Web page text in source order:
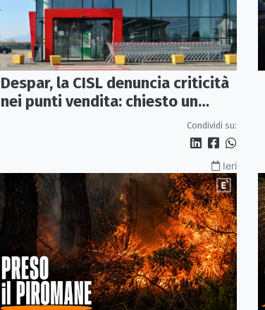
Despar, la CISL denuncia criticità
nei punti vendita: chiesto un
Condividi su:
Ieri